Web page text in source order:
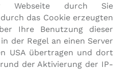
Webseite durch Sie
das Cookie erzeugten
Ihre Benutzung dieser
der Regel an einen Server
USA übertragen und dort
der Aktivierung der IP-